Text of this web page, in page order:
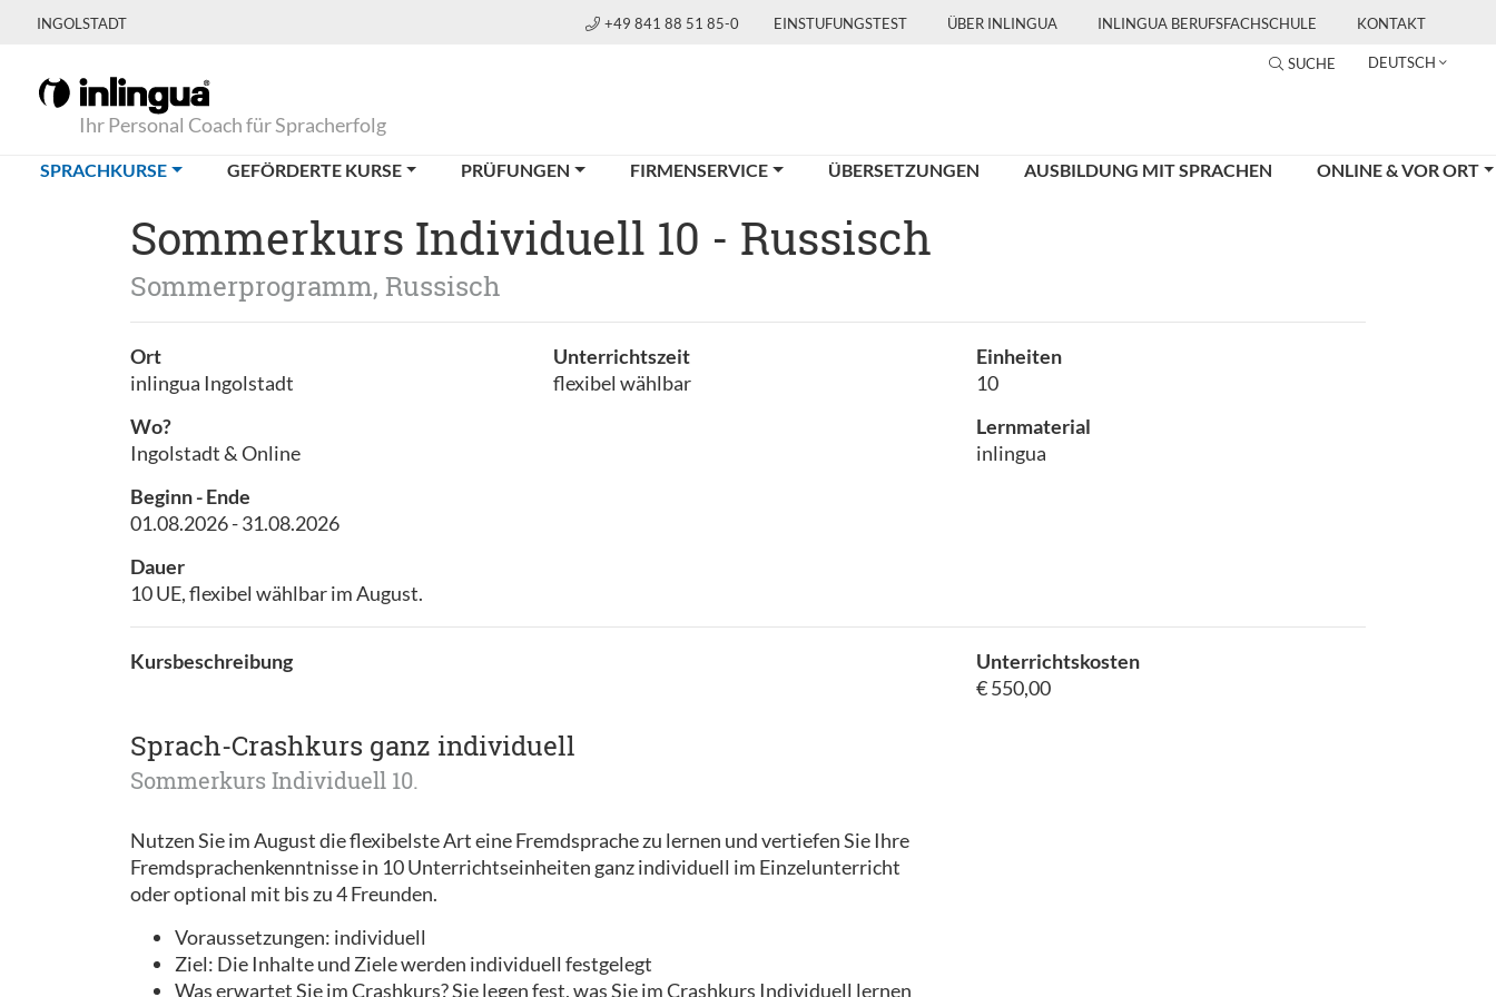
INGOLSTADT +49 841 88 51 85-0 EINSTUFUNGSTEST ÜBER INLINGUA INLINGUA BERUFSFACHSCHULE KONTAKT
SUCHE DEUTSCH
Ihr Personal Coach für Spracherfolg
SPRACHKURSE(CURRENT)GEFÖRDERTE KURSE PRÜFUNGEN FIRMENSERVICE ÜBERSETZUNGEN AUSBILDUNG MIT SPRACHEN ONLINE & VOR ORT
Sommerkurs Individuell 10 - Russisch
Sommerprogramm, Russisch
Ort
inlingua Ingolstadt
Wo?
Ingolstadt & Online
Beginn - Ende
01.08.2026 - 31.08.2026
Dauer
10 UE, flexibel wählbar im August.
Unterrichtszeit
flexibel wählbar
Einheiten
10
Lernmaterial
inlingua
Kursbeschreibung
Sprach-Crashkurs ganz individuell
Sommerkurs Individuell 10.
Nutzen Sie im August die flexibelste Art eine Fremdsprache zu lernen und vertiefen Sie Ihre
Fremdsprachenkenntnisse in 10 Unterrichtseinheiten ganz individuell im Einzelunterricht
oder optional mit bis zu 4 Freunden.
Voraussetzungen: individuell
Ziel: Die Inhalte und Ziele werden individuell festgelegt
Was erwartet Sie im Crashkurs? Sie legen fest, was Sie im Crashkurs Individuell lernen
Unterrichtskosten
€ 550,00